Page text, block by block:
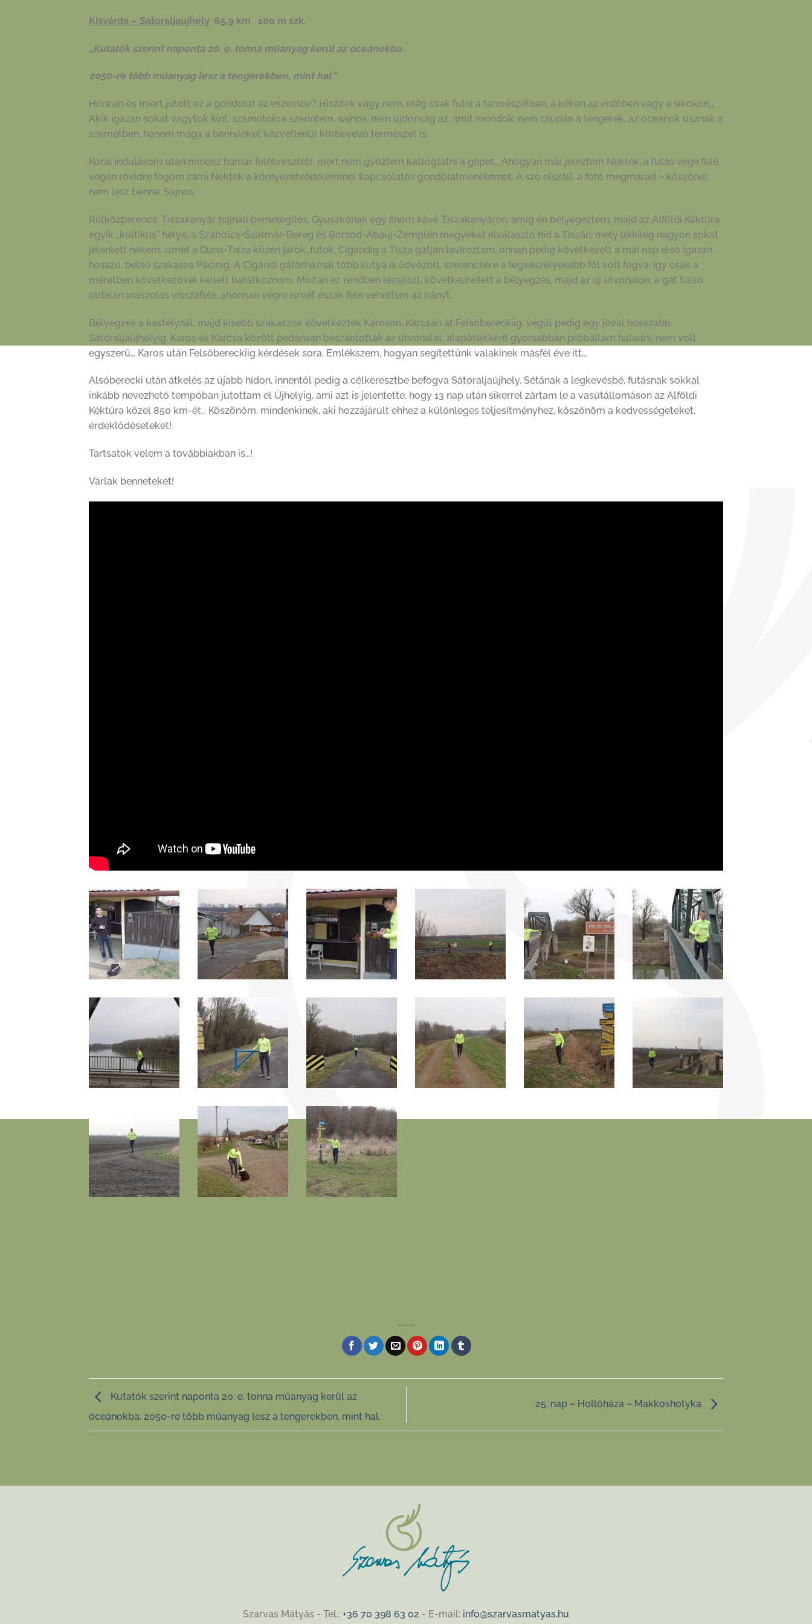
Kisvárda – Sátoraljaújhely 65,9 km 100 m szk.
„Kutatók szerint naponta 20. e. tonna műanyag kerül az óceánokba.
2050-re több műanyag lesz a tengerekben, mint hal.”
Honnan és miért jutott ez a gondolat az eszembe? Hiszitek vagy nem, elég csak futni a természetben, a kéken az erdőben vagy a síkokon…
Akik igazán sokat vagytok kint, számotokra szerintem, sajnos, nem újdonság az, amit mondok: nem csupán a tengerek, az óceánok úsznak a
szemétben, hanem maga a bennünket közvetlenül körbevevő természet is.
Korai indulásom után mindez hamar felébresztett, mert nem győztem kattogtatni a gépet… Ahogyan már jeleztem Nektek, a futás vége felé,
végén rövidre fogom zárni Nektek a környezetvédelemmel kapcsolatos gondolatmenetemet. A szó elszáll, a fotó megmarad – köszönet
nem lesz benne. Sajnos.
Rétközberencs, Tiszakanyár, hajnali bemelegítés, Gyuszkónak egy finom kávé Tiszakanyáron, amíg én bélyegeztem, majd az Alföldi Kéktúra
egyik „kultikus” helye, a Szabolcs-Szatmár-Bereg és Borsod-Abaúj-Zemplén megyéket elválasztó híd a Tiszán, mely lelkileg nagyon sokat
jelentett nekem: ismét a Duna-Tisza közén járok, futok. Cigándig a Tisza gátján lavíroztam, onnan pedig következett a mai nap első igazán
hosszú, belső szakasza Pácinig. A Cigándi gátőrháznál több kutya is üdvözölt, szerencsére a legveszélyesebb föl volt fogva, így csak a
méretben következővel kellett barátkoznom. Miután ez rendben lezajlott, következhetett a bélyegzés, majd az új útvonalon, a gát túlsó
oldalán araszolás visszafelé, ahonnan végre ismét észak felé vehettem az irányt.
Bélyegzés a kastélynál, majd kisebb szakaszok következtek Karoson, Karcsán át Felsőbereckiig, végül pedig egy jóval hosszabb
Sátoraljaújhelyig. Karos és Karcsa között pedánsan beszántották az útvonalat, alapötletként gyorsabban próbáltam haladni, nem volt
egyszerű… Karos után Felsőbereckiig kérdések sora. Emlékszem, hogyan segítettünk valakinek másfél éve itt…
Alsóberecki után átkelés az újabb hídon, innentől pedig a célkeresztbe befogva Sátoraljaújhely. Sétának a legkevésbé, futásnak sokkal
inkább nevezhető tempóban jutottam el Újhelyig, ami azt is jelentette, hogy 13 nap után sikerrel zártam le a vasútállomáson az Alföldi
Kéktúra közel 850 km-ét… Köszönöm, mindenkinek, aki hozzájárult ehhez a különleges teljesítményhez, köszönöm a kedvességeteket,
érdeklődéseteket!
Tartsatok velem a továbbiakban is…!
Várlak benneteket!
Kutatók szerint naponta 20. e. tonna műanyag kerül az
óceánokba. 2050-re több műanyag lesz a tengerekben, mint hal.
25. nap – Hollóháza – Makkoshotyka
Szarvas Mátyás - Tel.: +36 70 398 63 02 - E-mail: info@szarvasmatyas.hu